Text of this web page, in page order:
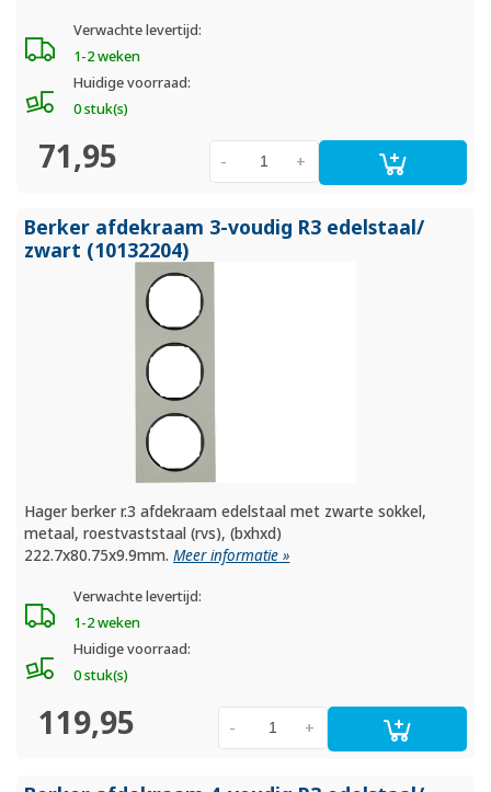
Verwachte levertijd:
1-2 weken
Huidige voorraad:
0 stuk(s)
71,95 +
-
Berker afdekraam 3-voudig R3 edelstaal/
zwart (10132204)
Hager berker r.3 afdekraam edelstaal met zwarte sokkel,
metaal, roestvaststaal (rvs), (bxhxd)
222.7x80.75x9.9mm.Meer informatie »
Verwachte levertijd:
1-2 weken
Huidige voorraad:
0 stuk(s)
119,95 +
-